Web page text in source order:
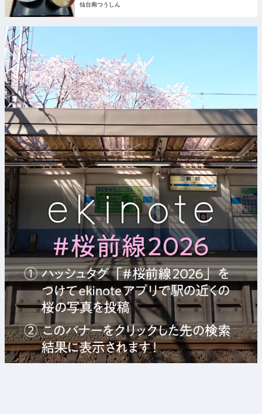
仙台南つうしん